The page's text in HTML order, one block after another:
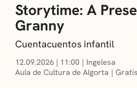
Storytime: A
Granny
Cuentacuentos infantil
12.09.2026 | 11:00
Ingelesa
Aula de Cultura de Algorta
Gratis